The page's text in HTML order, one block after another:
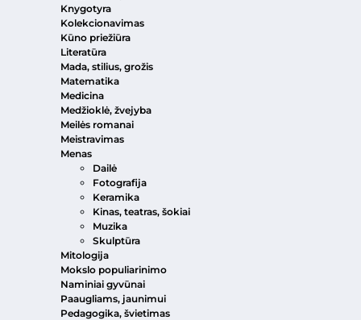
Knygotyra
Kolekcionavimas
Kūno priežiūra
Literatūra
Mada, stilius, grožis
Matematika
Medicina
Medžioklė, žvejyba
Meilės romanai
Meistravimas
Menas
Dailė
Fotografija
Keramika
Kinas, teatras, šokiai
Muzika
Skulptūra
Mitologija
Mokslo populiarinimo
Naminiai gyvūnai
Paaugliams, jaunimui
Pedagogika, švietimas